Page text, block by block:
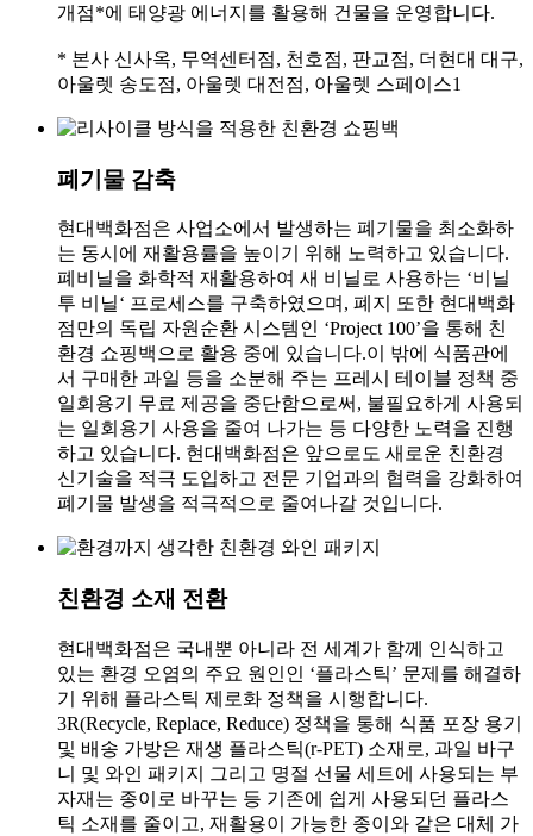
개점*에 태양광 에너지를 활용해 건물을 운영합니다.
* 본사 신사옥, 무역센터점, 천호점, 판교점, 더현대 대구,
아울렛 송도점, 아울렛 대전점, 아울렛 스페이스1
폐기물 감축
현대백화점은 사업소에서 발생하는 폐기물을 최소화하
는 동시에 재활용률을 높이기 위해 노력하고 있습니다.
폐비닐을 화학적 재활용하여 새 비닐로 사용하는 ‘비닐
투 비닐‘ 프로세스를 구축하였으며, 폐지 또한 현대백화
점만의 독립 자원순환 시스템인 ‘Project 100’을 통해 친
환경 쇼핑백으로 활용 중에 있습니다.이 밖에 식품관에
서 구매한 과일 등을 소분해 주는 프레시 테이블 정책 중
일회용기 무료 제공을 중단함으로써, 불필요하게 사용되
는 일회용기 사용을 줄여 나가는 등 다양한 노력을 진행
하고 있습니다. 현대백화점은 앞으로도 새로운 친환경
신기술을 적극 도입하고 전문 기업과의 협력을 강화하여
폐기물 발생을 적극적으로 줄여나갈 것입니다.
친환경 소재 전환
현대백화점은 국내뿐 아니라 전 세계가 함께 인식하고
있는 환경 오염의 주요 원인인 ‘플라스틱’ 문제를 해결하
기 위해 플라스틱 제로화 정책을 시행합니다.
3R(Recycle, Replace, Reduce) 정책을 통해 식품 포장 용기
및 배송 가방은 재생 플라스틱(r-PET) 소재로, 과일 바구
니 및 와인 패키지 그리고 명절 선물 세트에 사용되는 부
자재는 종이로 바꾸는 등 기존에 쉽게 사용되던 플라스
틱 소재를 줄이고, 재활용이 가능한 종이와 같은 대체 가